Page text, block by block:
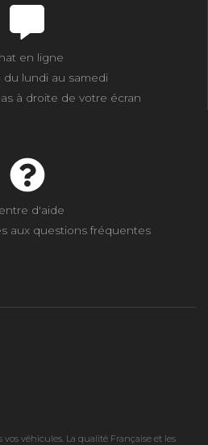
en ligne
du lundi au samedi
à droite de votre écran
d'aide
aux questions fréquentes
véhicules. La qualité Française et les